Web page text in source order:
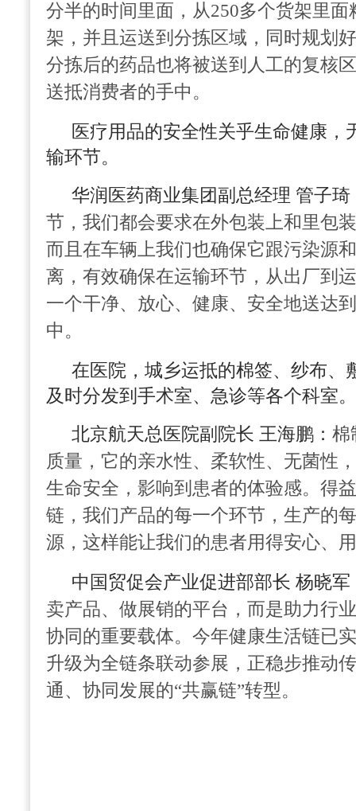
分半的时间里面，从250多个货架里
架，并且运送到分拣区域，同时规划
分拣后的药品也将被送到人工的复核
送抵消费者的手中。
医疗用品的安全性关乎生命健康，
输环节。
华润医药商业集团副总经理 管子琦
节，我们都会要求在外包装上和里包
而且在车辆上我们也确保它跟污染源
离，有效确保在运输环节，从出厂到
一个干净、放心、健康、安全地送达
中。
在医院，城乡运抵的棉签、纱布、
及时分发到手术室、急诊等各个科室。
北京航天总医院副院长 王海鹏： 棉
质量，它的亲水性、柔软性、无菌性
生命安全，影响到患者的体验感。得
链，我们产品的每一个环节，生产的
源，这样能让我们的患者用得安心、
中国贸促会产业促进部部长 杨晓军
卖产品、做展销的平台，而是助力行
协同的重要载体。今年健康生活链已
升级为全链条联动参展，正稳步推动
通、协同发展的“共赢链”转型。